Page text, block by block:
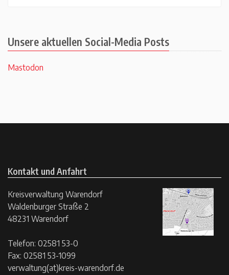
Unsere aktuellen Social-Media Posts
Mastodon
Kontakt und Anfahrt
Kreisverwaltung Warendorf
Waldenburger Straße 2
48231 Warendorf
Telefon: 02581 53-0
Fax: 02581 53-1099
verwaltung(at)kreis-warendorf.de